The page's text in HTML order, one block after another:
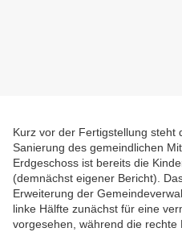
Kurz vor der Fertigstellung steht
Sanierung des gemeindlichen
Erdgeschoss ist bereits die
(demnächst eigener Bericht).
Erweiterung der
linke Hälfte zunächst für eine
vorgesehen, während die rechte